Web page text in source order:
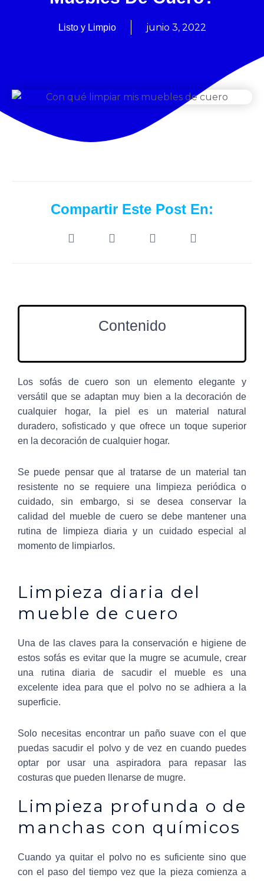
Listo y Limpio junio 3, 2022
Compartir Este Post En:
Contenido
Los sofás de cuero son un elemento elegante y
versátil que se adaptan muy bien a la decoración de
cualquier hogar, la piel es un material natural
duradero, sofisticado y que ofrece un toque superior
en la decoración de cualquier hogar.
Se puede pensar que al tratarse de un material tan
resistente no se requiere una limpieza periódica o
cuidado, sin embargo, si se desea conservar la
calidad del mueble de cuero se debe mantener una
rutina de limpieza diaria y un cuidado especial al
momento de limpiarlos.
Limpieza diaria del
mueble de cuero
Una de las claves para la conservación e higiene de
estos sofás es evitar que la mugre se acumule, crear
una rutina diaria de sacudir el mueble es una
excelente idea para que el polvo no se adhiera a la
superficie.
Solo necesitas encontrar un paño suave con el que
puedas sacudir el polvo y de vez en cuando puedes
optar por usar una aspiradora para repasar las
costuras que pueden llenarse de mugre.
Limpieza profunda o de
manchas con químicos
Cuando ya quitar el polvo no es suficiente sino que
con el paso del tiempo vez que la pieza comienza a